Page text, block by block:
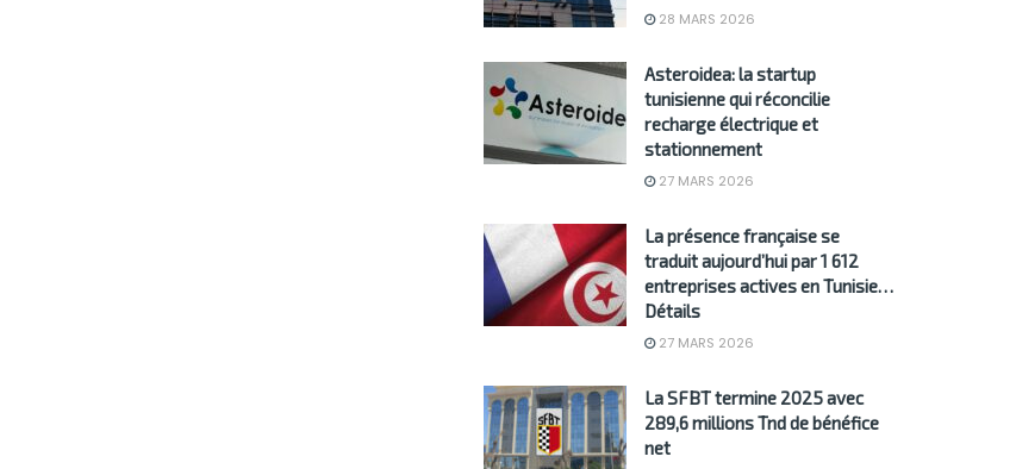
28 MARS 2026
Asteroidea: la startup
tunisienne qui réconcilie
recharge électrique et
stationnement
27 MARS 2026
La présence française se
traduit aujourd’hui par 1 612
entreprises actives en Tunisie…
Détails
27 MARS 2026
La SFBT termine 2025 avec
289,6 millions Tnd de bénéfice
net